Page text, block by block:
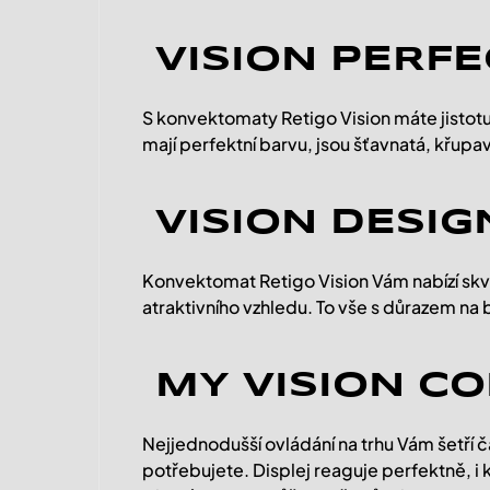
VISION
S konvektomaty Retigo Vision máte
mají perfektní barvu, jsou šťavnatá,
VISION
Konvektomat Retigo Vision Vám nabízí
atraktivního vzhledu. To vše s důrazem
MY VISION
Nejjednodušší ovládání na trhu Vám šetří
potřebujete. Displej reaguje perfektně, i